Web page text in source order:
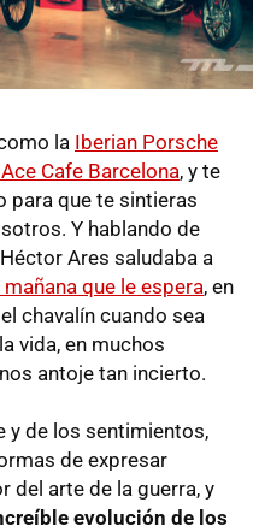
la Iberian Porsche
Cafe Barcelona, y te
para que te sintieras
Y hablando de
Ares saludaba a
mañana que le espera, en
chavalín cuando sea
vida, en muchos
antoje tan incierto.
y de los sentimientos,
de expresar
del arte de la guerra, y
evolución de los